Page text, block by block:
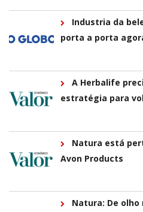
Industria da
porta a porta
A Herbalife
estratégia para
Natura está
Avon Products
Natura: De olho